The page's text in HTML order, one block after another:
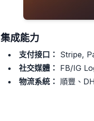
集成能力
支付接口： Stripe,
社交媒體： FB/IG
物流系統： 順豐、